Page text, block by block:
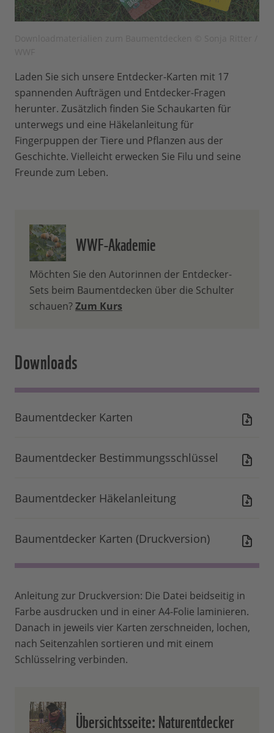
Laden Sie sich unsere Entdecker-Karten mit 17
spannenden Aufträgen und Entdecker-Fragen
herunter. Zusätzlich finden Sie Schaukarten für
unterwegs und eine Häkelanleitung für
Fingerpuppen der Tiere und Pflanzen aus der
Geschichte. Vielleicht erwecken Sie Filu und seine
Freunde zum Leben.
WWF-Akademie
Möchten Sie den Autorinnen der Entdecker-
Sets beim Baumentdecken über die Schulter
schauen?Zum Kurs
Downloads
Baumentdecker Karten
Baumentdecker Bestimmungsschlüssel
Baumentdecker Häkelanleitung
Baumentdecker Karten (Druckversion)
Anleitung zur Druckversion: Die Datei beidseitig in
Farbe ausdrucken und in einer A4-Folie laminieren.
Danach in jeweils vier Karten zerschneiden, lochen,
nach Seitenzahlen sortieren und mit einem
Schlüsselring verbinden.
Übersichtsseite: Naturentdecker